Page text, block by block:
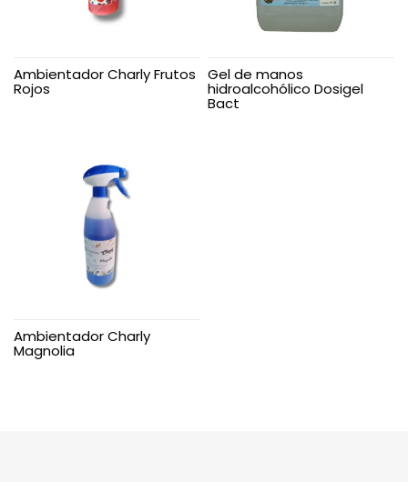
Ambientador Charly Frutos
Rojos
Gel de manos
hidroalcohólico Dosigel
Bact
Ambientador Charly
Magnolia